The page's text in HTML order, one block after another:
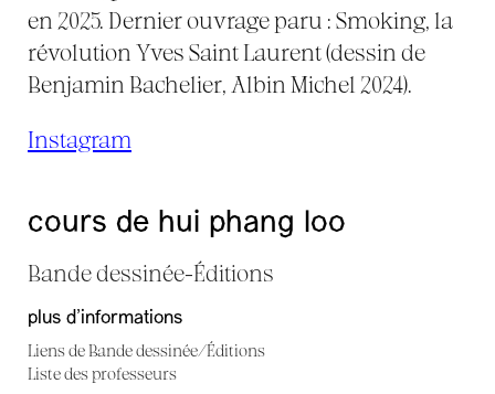
en 2025. Dernier ouvrage paru : Smoking, la
révolution Yves Saint Laurent (dessin de
Benjamin Bachelier, Albin Michel 2024).
Instagram
cours de hui phang loo
Bande dessinée-Éditions
plus d'informations
Liens de Bande dessinée/Éditions
Liste des professeurs